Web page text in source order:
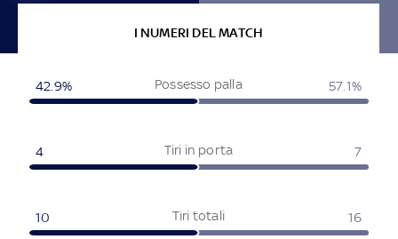
I NUMERI DEL MATCH
Possesso palla
42.9% 57.1%
Tiri in porta
4 7
Tiri totali
10 16